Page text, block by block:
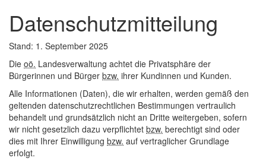
und
schließen
Datenschutzmitteilung
Stand: 1. September 2025
Die oö. Landesverwaltung achtet die Privatsphäre der
Bürgerinnen und Bürger bzw. ihrer Kundinnen und Kunden.
Alle Informationen (Daten), die wir erhalten, werden gemäß den
geltenden datenschutzrechtlichen Bestimmungen vertraulich
behandelt und grundsätzlich nicht an Dritte weitergeben, sofern
wir nicht gesetzlich dazu verpflichtet bzw. berechtigt sind oder
dies mit Ihrer Einwilligung bzw. auf vertraglicher Grundlage
erfolgt.